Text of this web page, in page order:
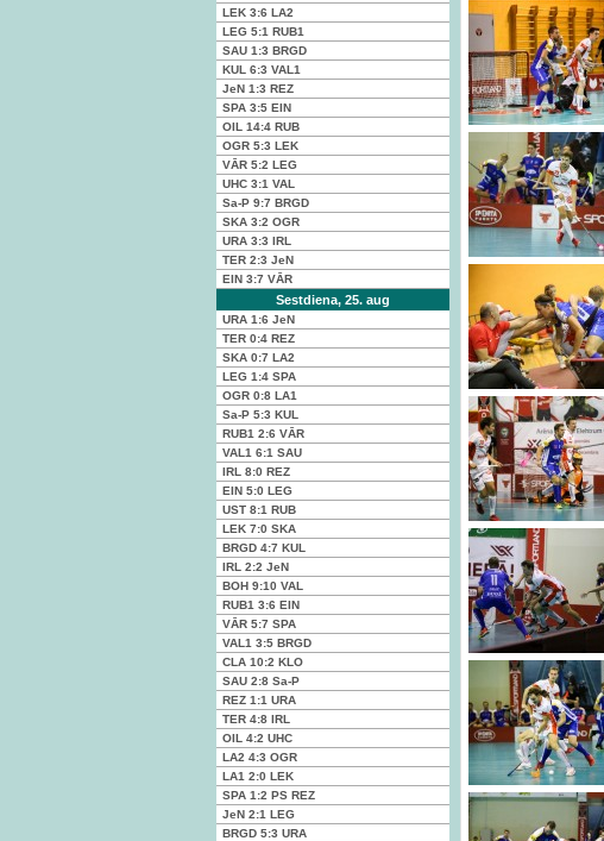
LEK 3:6 LA2
LEG 5:1 RUB1
SAU 1:3 BRGD
KUL 6:3 VAL1
JeN 1:3 REZ
SPA 3:5 EIN
OIL 14:4 RUB
OGR 5:3 LEK
VĀR 5:2 LEG
UHC 3:1 VAL
Sa-P 9:7 BRGD
SKA 3:2 OGR
URA 3:3 IRL
TER 2:3 JeN
EIN 3:7 VĀR
Sestdiena, 25. aug
URA 1:6 JeN
TER 0:4 REZ
SKA 0:7 LA2
LEG 1:4 SPA
OGR 0:8 LA1
Sa-P 5:3 KUL
RUB1 2:6 VĀR
VAL1 6:1 SAU
IRL 8:0 REZ
EIN 5:0 LEG
UST 8:1 RUB
LEK 7:0 SKA
BRGD 4:7 KUL
IRL 2:2 JeN
BOH 9:10 VAL
RUB1 3:6 EIN
VĀR 5:7 SPA
VAL1 3:5 BRGD
CLA 10:2 KLO
SAU 2:8 Sa-P
REZ 1:1 URA
TER 4:8 IRL
OIL 4:2 UHC
LA2 4:3 OGR
LA1 2:0 LEK
SPA 1:2 PS REZ
JeN 2:1 LEG
BRGD 5:3 URA